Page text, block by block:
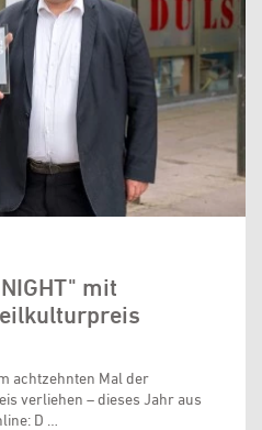
mit
achtzehnten Mal der
verliehen – dieses Jahr aus
D …